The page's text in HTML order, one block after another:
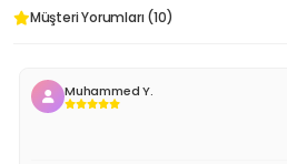
Müşteri Yorumları (10)
Muhammed Y.